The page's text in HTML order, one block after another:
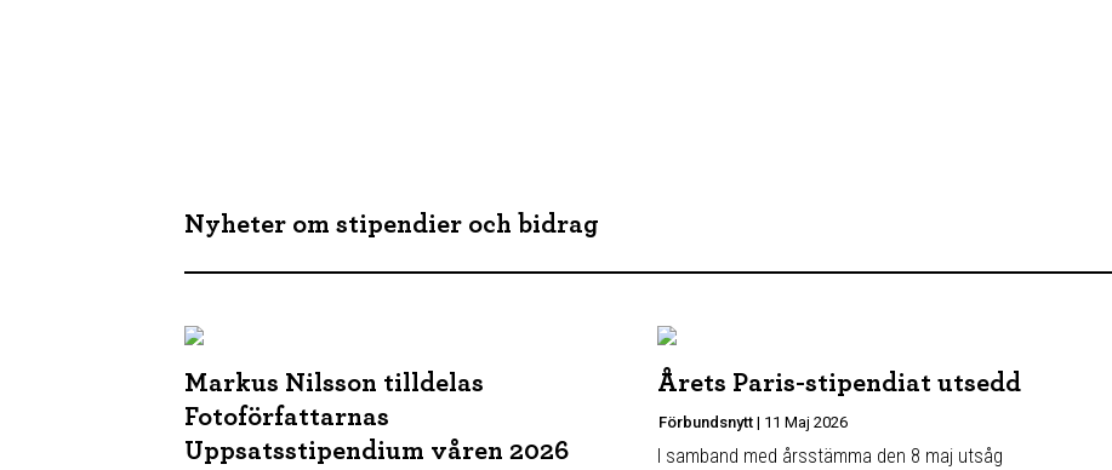
Nyheter om stipendier och bidrag
Markus Nilsson tilldelas
Fotoförfattarnas
Uppsatsstipendium våren 2026
Årets Paris-stipendiat utsedd
Förbundsnytt | 11 Maj 2026
I samband med årsstämma den 8 maj utsåg